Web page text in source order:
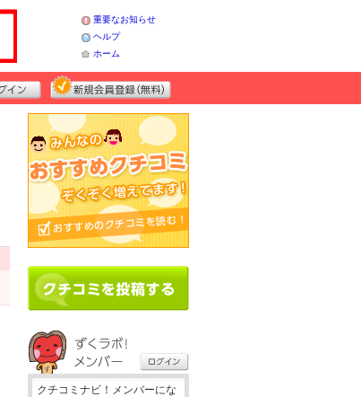
重要なお知らせ
ヘルプ
ホーム
クチコミナビ！メンバーにな